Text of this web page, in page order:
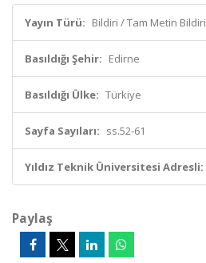
Yayın Türü: Bildiri / Tam Metin Bildiri
Basıldığı Şehir: Edirne
Basıldığı Ülke: Türkiye
Sayfa Sayıları: ss.52-61
Yıldız Teknik Üniversitesi Adresli:
Paylaş